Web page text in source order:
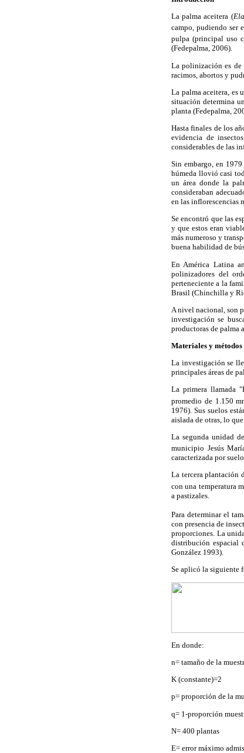
La palma aceitera (
campo, pudiendo ser
pulpa (principal uso
(Fedepalma, 2006).
La polinización es de
racimos, abortos y
La palma aceitera, es
situación determina
planta (Fedepalma,
Hasta finales de los
evidencia de
considerables de las
Sin embargo, en
húmeda llovió casi
un área donde la
consideraban
en las inflorescencias
Se encontró que las
y que estos eran
más numeroso y
buena habilidad de
En América Latina
polinizadores del
perteneciente a la
Brasil (Chinchilla y
A nivel nacional, son
investigación se
productoras de palma
Materiales y métodos
La investigación se
principales áreas de
La primera llamada
promedio de 1.150
1976). Sus suelos
aislada de otras, lo
La segunda unidad
municipio Jesús
caracterizada por
La tercera plantación
con una temperatura
a pastizales.
Para determinar el
con presencia de
proporciones. La
distribución espacial
González 1993).
Se aplicó la siguiente
En donde:
n= tamaño de la
K (constante)=2
p= proporción de la
q= 1-proporción
N= 400 plantas
E= error máximo